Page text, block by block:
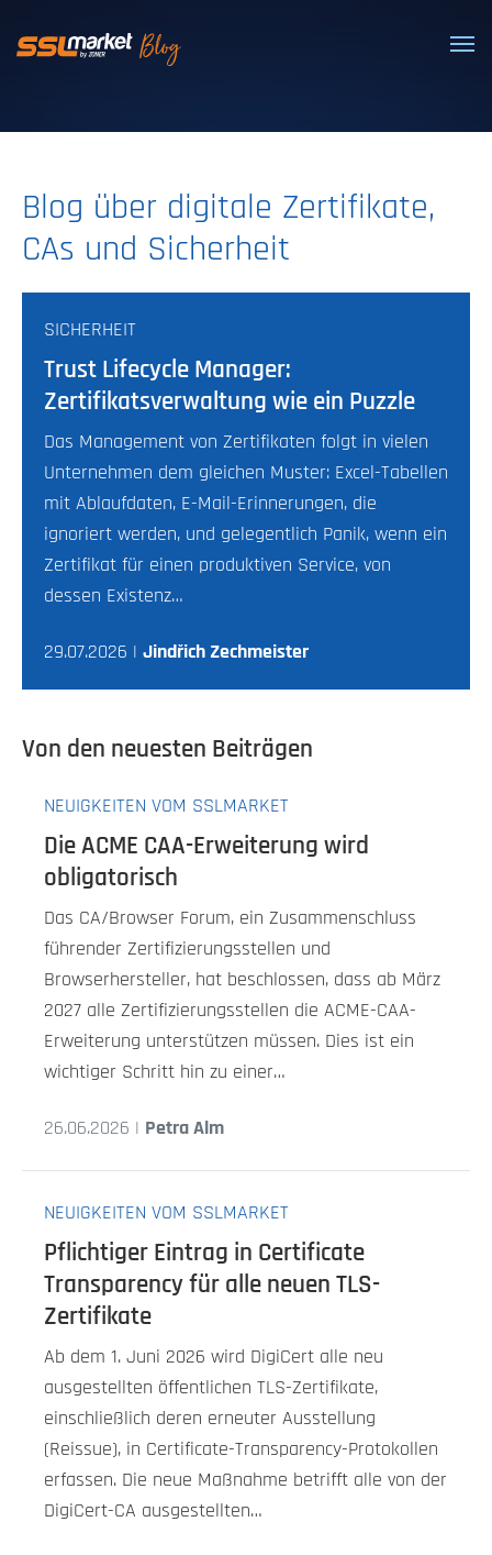
Vertrauenswürdige SSL/TLS-
Blog über digitale Zertifikate,
CAs und Sicherheit
SICHERHEIT
Trust Lifecycle Manager:
Zertifikatsverwaltung wie ein Puzzle
Das Management von Zertifikaten folgt in vielen
Unternehmen dem gleichen Muster: Excel-Tabellen
mit Ablaufdaten, E-Mail-Erinnerungen, die
ignoriert werden, und gelegentlich Panik, wenn ein
Zertifikat für einen produktiven Service, von
dessen Existenz…
29.07.2026 | Jindřich Zechmeister
Von den neuesten Beiträgen
NEUIGKEITEN VOM SSLMARKET
Die ACME CAA-Erweiterung wird
obligatorisch
Das CA/Browser Forum, ein Zusammenschluss
führender Zertifizierungsstellen und
Browserhersteller, hat beschlossen, dass ab März
2027 alle Zertifizierungsstellen die ACME-CAA-
Erweiterung unterstützen müssen. Dies ist ein
wichtiger Schritt hin zu einer…
26.06.2026 | Petra Alm
NEUIGKEITEN VOM SSLMARKET
Pflichtiger Eintrag in Certificate
Transparency für alle neuen TLS-
Zertifikate
Ab dem 1. Juni 2026 wird DigiCert alle neu
ausgestellten öffentlichen TLS-Zertifikate,
einschließlich deren erneuter Ausstellung
(Reissue), in Certificate-Transparency-Protokollen
erfassen. Die neue Maßnahme betrifft alle von der
DigiCert-CA ausgestellten…